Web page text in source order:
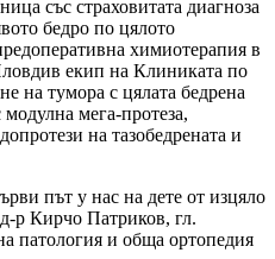
със страховитата диагноза
бедро по цялото
химиотерапия в
екип на Клиниката по
на тумора с цялата бедрена
модулна мега-протеза,
на тазобедрената и
път у нас на дете от изцяло
р Кирчо Патриков, гл.
патология и обща ортопедия